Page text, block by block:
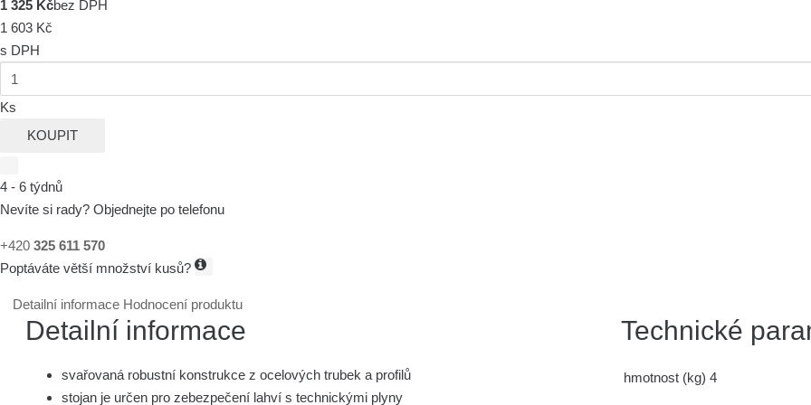
1 325 Kčbez DPH
1 603 Kč
s DPH
Ks
KOUPIT
4 - 6 týdnů
Nevíte si rady? Objednejte po telefonu
+420 325 611 570
Poptáváte větší množství kusů?
Detailní informace Hodnocení produktu
Detailní informace
svařovaná robustní konstrukce z ocelových trubek a profilů
stojan je určen pro zebezpečení lahví s technickými plyny
Technické
hmotnost (kg) 4